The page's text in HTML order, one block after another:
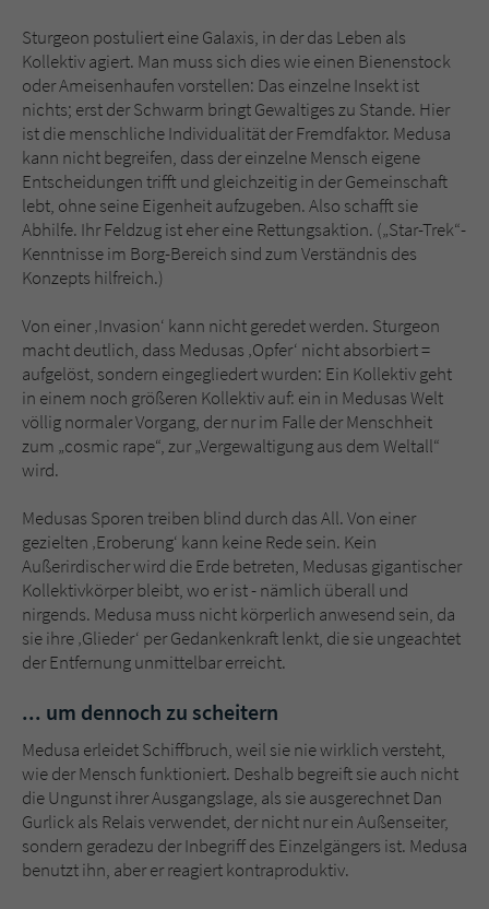
Sturgeon postuliert eine Galaxis, in der das Leben als
Kollektiv agiert. Man muss sich dies wie einen Bienenstock
oder Ameisenhaufen vorstellen: Das einzelne Insekt ist
nichts; erst der Schwarm bringt Gewaltiges zu Stande. Hier
ist die menschliche Individualität der Fremdfaktor. Medusa
kann nicht begreifen, dass der einzelne Mensch eigene
Entscheidungen trifft und gleichzeitig in der Gemeinschaft
lebt, ohne seine Eigenheit aufzugeben. Also schafft sie
Abhilfe. Ihr Feldzug ist eher eine Rettungsaktion. („Star-Trek“-
Kenntnisse im Borg-Bereich sind zum Verständnis des
Konzepts hilfreich.)
Von einer ‚Invasion‘ kann nicht geredet werden. Sturgeon
macht deutlich, dass Medusas ‚Opfer‘ nicht absorbiert =
aufgelöst, sondern eingegliedert wurden: Ein Kollektiv geht
in einem noch größeren Kollektiv auf: ein in Medusas Welt
völlig normaler Vorgang, der nur im Falle der Menschheit
zum „cosmic rape“, zur „Vergewaltigung aus dem Weltall“
wird.
Medusas Sporen treiben blind durch das All. Von einer
gezielten ‚Eroberung‘ kann keine Rede sein. Kein
Außerirdischer wird die Erde betreten, Medusas gigantischer
Kollektivkörper bleibt, wo er ist - nämlich überall und
nirgends. Medusa muss nicht körperlich anwesend sein, da
sie ihre ‚Glieder‘ per Gedankenkraft lenkt, die sie ungeachtet
der Entfernung unmittelbar erreicht.
... um dennoch zu scheitern
Medusa erleidet Schiffbruch, weil sie nie wirklich versteht,
wie der Mensch funktioniert. Deshalb begreift sie auch nicht
die Ungunst ihrer Ausgangslage, als sie ausgerechnet Dan
Gurlick als Relais verwendet, der nicht nur ein Außenseiter,
sondern geradezu der Inbegriff des Einzelgängers ist. Medusa
benutzt ihn, aber er reagiert kontraproduktiv.